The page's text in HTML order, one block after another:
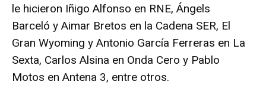
le hicieron Iñigo Alfonso en RNE, Ángels
Barceló y Aimar Bretos en la Cadena SER, El
Gran Wyoming y Antonio García Ferreras en La
Sexta, Carlos Alsina en Onda Cero y Pablo
Motos en Antena 3, entre otros.